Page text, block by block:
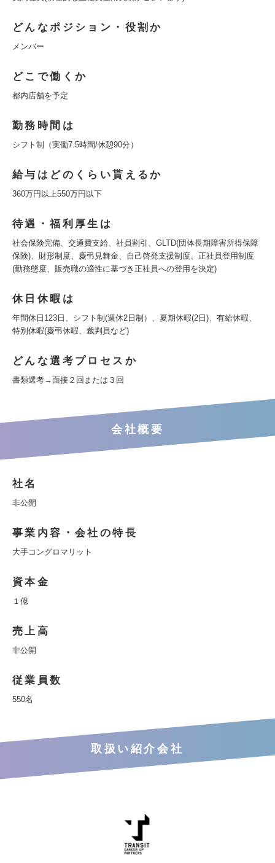
どんなポジション・役割か
メンバー
どこで働くか
都内店舗を予定
勤務時間は
シフト制（実働7.5時間/休憩90分）
給与はどのくらい貰えるか
360万円以上550万円以下
待遇・福利厚生は
社会保険完備、交通費支給、社員割引、GLTD(団体長期障害所得保障
保険)、財形制度、慶弔見舞金、自己啓発支援制度、正社員登用制度
(勤務態度、販売職の適性に基づき正社員への登用を決定)
休日休暇は
年間休日123日、シフト制(週休2日制）、夏期休暇(2日)、有給休暇、
特別休暇(慶弔休暇、裁判員など)
どんな選考プロセスか
書類選考→面接２回または３回
会社概要
社名
非公開
事業内容・会社の特長
大手コングロマリット
資本金
１億
売上高
非公開
従業員数
550名
取扱い紹介会社